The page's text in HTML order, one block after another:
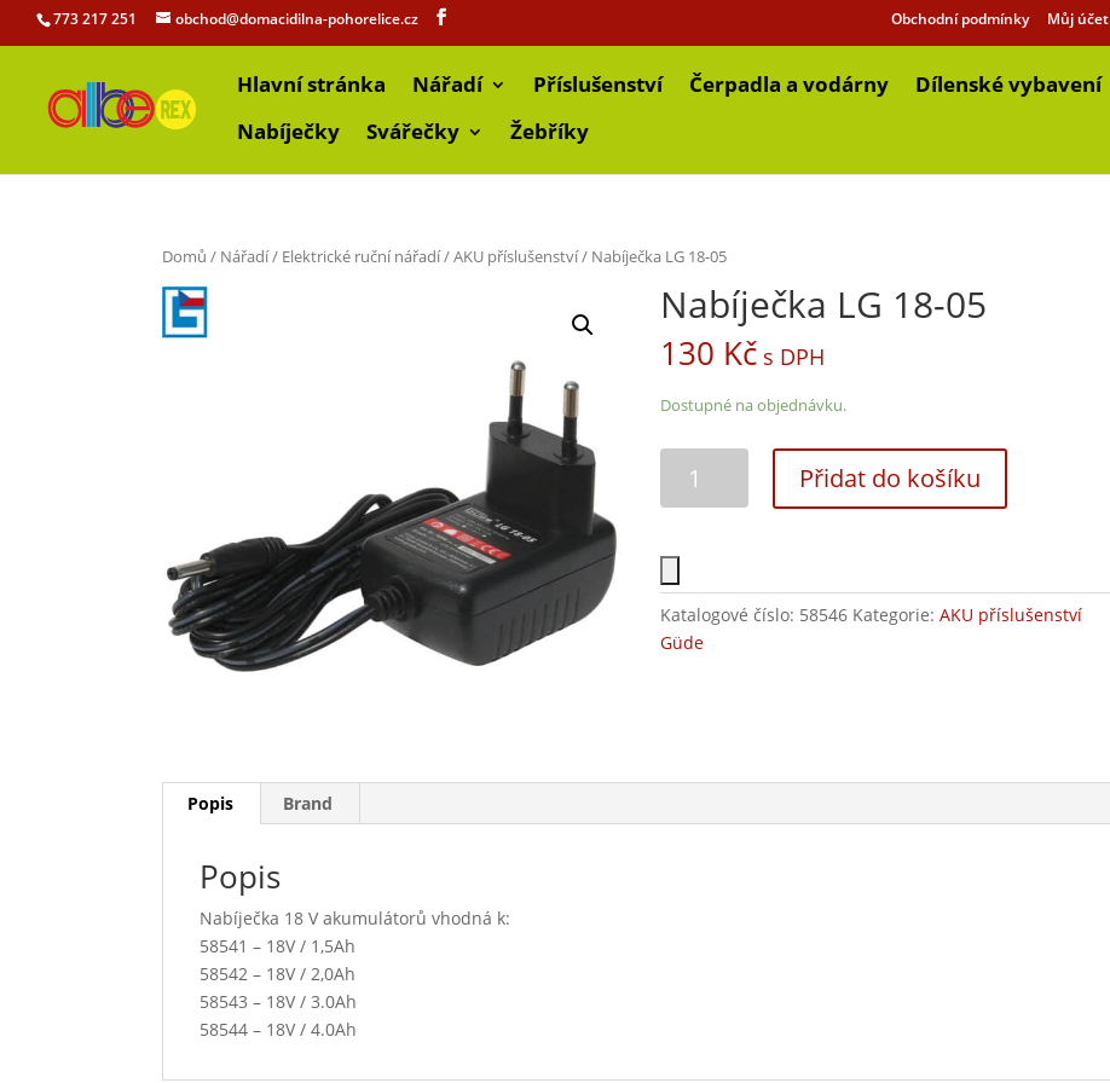
773 217 251 obchod@domacidilna-pohorelice.cz Obchodní podmínky Můj účet
Hlavní stránka Nářadí Příslušenství Čerpadla a vodárny Dílenské vybavení
Nabíječky
Svářečky Žebříky
Domů / Nářadí/ Elektrické ruční nářadí/AKU příslušenství/ Nabíječka LG 18-05
Nabíječka LG 18-05
130 Kč s DPH
Dostupné na objednávku.
Přidat do košíku
Katalogové číslo: 58546 Kategorie:AKU příslušenství
Güde
Popis Brand
Popis
Nabíječka 18 V akumulátorů vhodná k:
58541 – 18V / 1,5Ah
58542 – 18V / 2,0Ah
58543 – 18V / 3.0Ah
58544 – 18V / 4.0Ah